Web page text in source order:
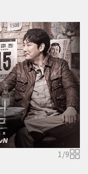
1 /9